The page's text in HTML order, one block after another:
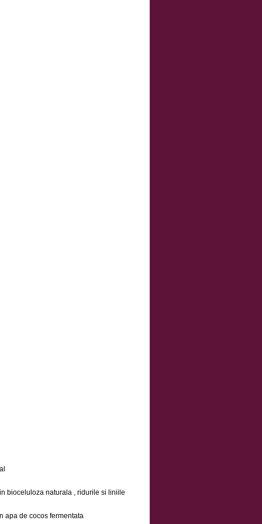
bioceluloza naturala , ridurile si liniile
apa de cocos fermentata